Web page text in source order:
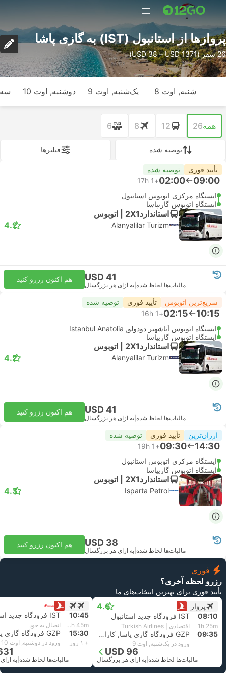
پرواز‌ها از استانبول (IST) به گازی پاشا
26 سفر (USD 38 – USD 1371)
شنبه, اوت 8 یک‌شنبه, اوت 9 دوشنبه, اوت 10
همه26
12
8
6
توصیه شده فیلتر‌ها
تأیید فوری توصیه شده
09:00
02:00
+1
17h
ایستگاه مرکزی اتوبوس استانبول
ایستگاه اتوبوس گازیپاسا
استاندارد2X1 | اتوبوس
Alanyalilar Turizm
4.2
USD 41
مالیات‌ها لحاظ شده به ازای هر بزرگسال
هم اکنون رزرو کنید
سریع‌ترین اتوبوس تأیید فوری توصیه شده
10:15
02:15
+1
16h
ایستگاه اتوبوس آتاشهیر دودولو, Istanbul Anatolia
ایستگاه اتوبوس گازیپاسا
استاندارد2X1 | اتوبوس
Alanyalilar Turizm
4.2
USD 41
مالیات‌ها لحاظ شده به ازای هر بزرگسال
هم اکنون رزرو کنید
ارزان‌ترین تأیید فوری توصیه شده
14:30
09:30
+1
19h
ایستگاه مرکزی اتوبوس استانبول
ایستگاه اتوبوس گازیپاسا
استاندارد2X1 | اتوبوس
Isparta Petrol
4.3
USD 38
مالیات‌ها لحاظ شده به ازای هر بزرگسال
هم اکنون رزرو کنید
فوری
رزرو لحظه آخری؟
تأیید فوری برای بهترین انتخاب‌های ما
پرواز
4.6
08:10 IST فرودگاه جدید استانبول
1h 25m اقتصادی | Turkish Airlines
09:35 GZP فرودگاه گازی پاسا, کارامان
ورود در یک‌شنبه, اوت 9
USD 96
مالیات‌ها لحاظ شده به ازای هر بزرگسال
10:45 IST فرودگاه جدید استانبول
1d 4h 45m اتصال به خود
15:30
+ ۱ روز ورود در دوشنبه, اوت 10
مالیات‌ها لحاظ شده به